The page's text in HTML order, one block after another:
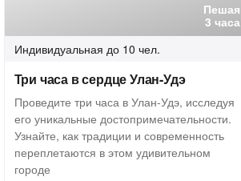
Пешая
3 часа
Индивидуальная до 10 чел.
Три часа в сердце Улан-Удэ
Проведите три часа в Улан-Удэ, исследуя
его уникальные достопримечательности.
Узнайте, как традиции и современность
переплетаются в этом удивительном
городе